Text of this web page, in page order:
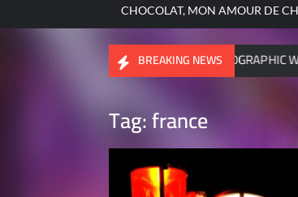
CHOCOLAT, MON AMOUR DE
BREAKING NEWS
NATIONAL GEOGRAPHIC World
Tag:france